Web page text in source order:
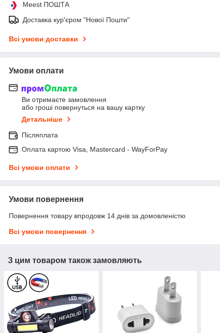
Meest ПОШТА
Доставка кур'єром "Нової Пошти"
Всі умови доставки
Умови оплати
Ви отримаєте замовлення
або гроші повернуться на вашу картку
Детальніше
Післяплата
Оплата картою Visa, Mastercard - WayForPay
Всі умови оплати
Умови повернення
Повернення товару впродовж 14 днів за домовленістю
Всі умови повернення
З цим товаром також замовляють